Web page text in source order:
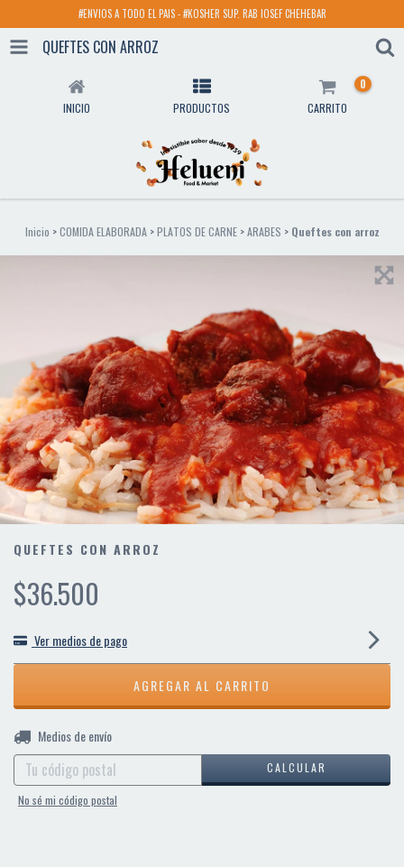
#ENVIOS A TODO EL PAIS - #KOSHER SUP. RAB IOSEF CHEHEBAR
QUEFTES CON ARROZ
INICIO PRODUCTOS CARRITO
0
Inicio > COMIDA ELABORADA > PLATOS DE CARNE > ARABES > Queftes con arroz
QUEFTES CON ARROZ
$36.500
Ver medios de pago
Entregas para el CP:
Medios de envío
CALCULAR
No sé mi código postal